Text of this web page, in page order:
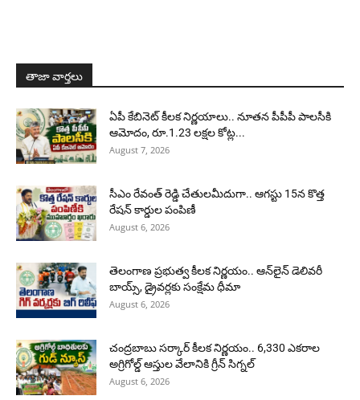
తాజా వార్తలు
ఏపీ కేబినెట్ కీలక నిర్ణయాలు.. నూతన పీపీపీ పాలసీకి
ఆమోదం, రూ.1.23 లక్షల కోట్ల...
August 7, 2026
సీఎం రేవంత్ రెడ్డి చేతులమీదుగా.. ఆగస్టు 15న కొత్త
రేషన్ కార్డుల పంపిణీ
August 6, 2026
తెలంగాణ ప్రభుత్వ కీలక నిర్ణయం.. ఆన్‌లైన్ డెలివరీ
బాయ్స్, డ్రైవర్లకు సంక్షేమ ధీమా
August 6, 2026
చంద్రబాబు సర్కార్ కీలక నిర్ణయం.. 6,330 ఎకరాల
అగ్రిగోల్డ్ ఆస్తుల వేలానికి గ్రీన్ సిగ్నల్
August 6, 2026